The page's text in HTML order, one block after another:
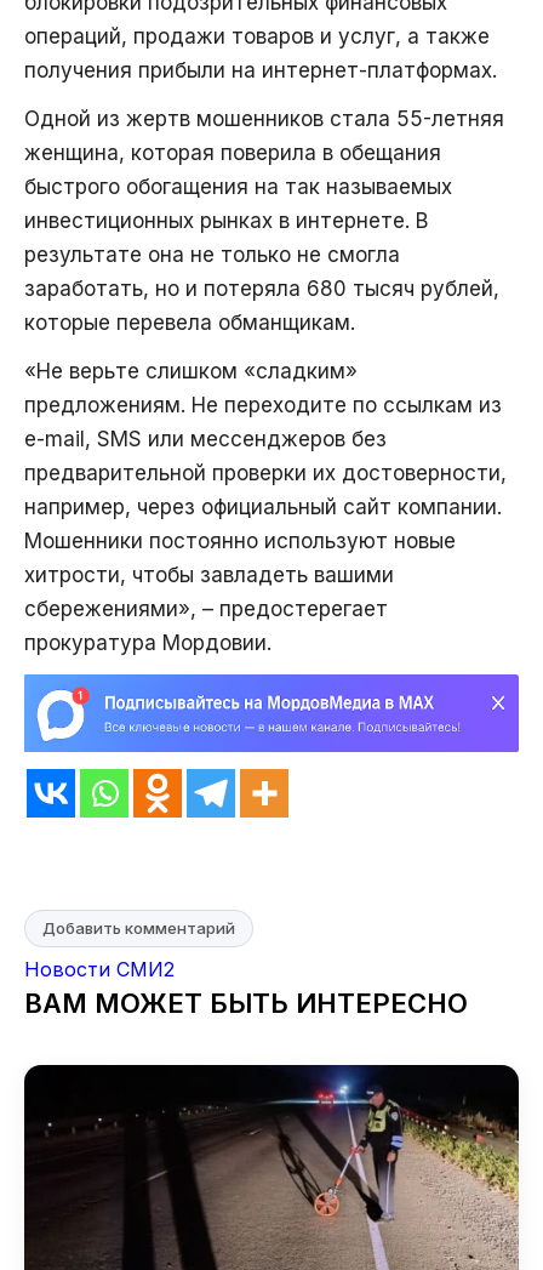
операций, продажи товаров и услуг, а также
получения прибыли на интернет-платформах.
Одной из жертв мошенников стала 55-летняя
женщина, которая поверила в обещания
быстрого обогащения на так называемых
инвестиционных рынках в интернете. В
результате она не только не смогла
заработать, но и потеряла 680 тысяч рублей,
которые перевела обманщикам.
«Не верьте слишком «сладким»
предложениям. Не переходите по ссылкам из
e-mail, SMS или мессенджеров без
предварительной проверки их достоверности,
например, через официальный сайт компании.
Мошенники постоянно используют новые
хитрости, чтобы завладеть вашими
сбережениями», – предостерегает
прокуратура Мордовии.
Добавить комментарий
Новости СМИ2
ВАМ МОЖЕТ БЫТЬ ИНТЕРЕСНО